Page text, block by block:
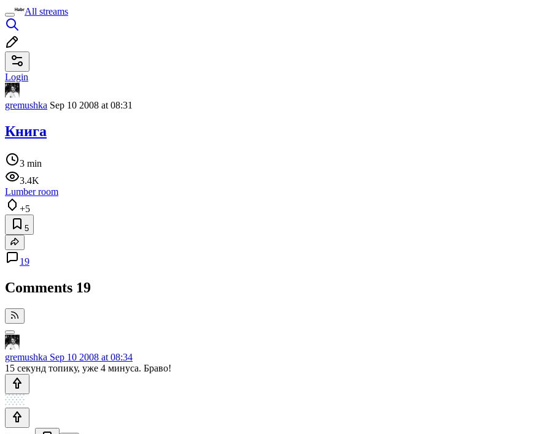
All streams
Login
gremushka Sep 10 2008 at 08:31
Книга
3 min
3.4K
Lumber room
+5
5
19
Comments 19
gremushka Sep 10 2008 at 08:34
15 секунд топику, уже 4 минуса. Браво!